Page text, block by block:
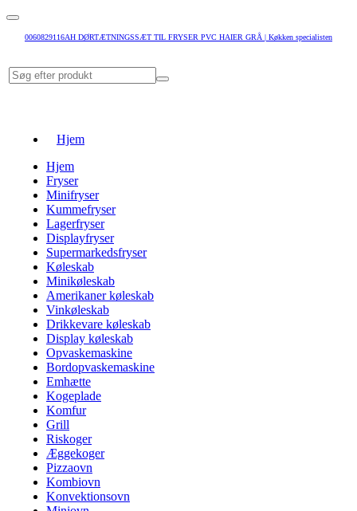
0060829116AH DØRTÆTNINGSSÆT TIL FRYSER PVC HAIER GRÅ | Køkken specialisten
Hjem
Hjem
Fryser
Minifryser
Kummefryser
Lagerfryser
Displayfryser
Supermarkedsfryser
Køleskab
Minikøleskab
Amerikaner køleskab
Vinkøleskab
Drikkevare køleskab
Display køleskab
Opvaskemaskine
Bordopvaskemaskine
Emhætte
Kogeplade
Komfur
Grill
Riskoger
Æggekoger
Pizzaovn
Kombiovn
Konvektionsovn